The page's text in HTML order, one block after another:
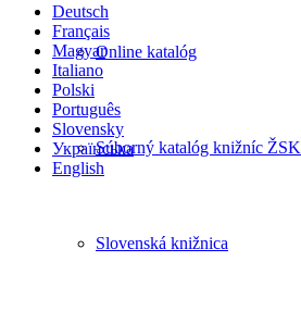
Online katalóg
Súborný katalóg knižníc ŽSK
Slovenská knižnica
Deutsch
Français
Magyar
Italiano
Polski
Português
Slovensky
Українська
English